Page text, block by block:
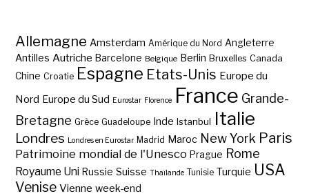
Allemagne Amsterdam Amérique du Nord Angleterre
Antilles Autriche Barcelone Belgique Berlin Bruxelles Canada
Chine Croatie Espagne Etats-Unis Europe du
Nord Europe du Sud Eurostar Florence France Grande-
Bretagne Grèce Guadeloupe Inde Istanbul Italie
Londres Londres en Eurostar Madrid Maroc New York Paris
Patrimoine mondial de l'Unesco Prague Rome
Royaume Uni Russie Suisse Thaïlande Tunisie Turquie USA
Venise Vienne week-end